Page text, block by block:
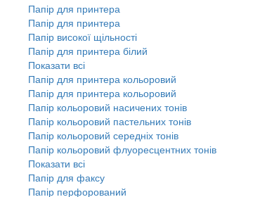
Папір для принтера
Папір для принтера
Папір високої щільності
Папір для принтера білий
Показати всі
Папір для принтера кольоровий
Папір для принтера кольоровий
Папір кольоровий насичених тонів
Папір кольоровий пастельних тонів
Папір кольоровий середніх тонів
Папір кольоровий флуоресцентних тонів
Показати всі
Папір для факсу
Папір перфорований